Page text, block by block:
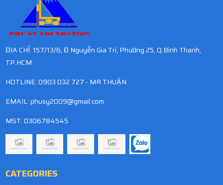
ĐỊA CHỈ: 157/13/6, Đ.Nguyễn Gia Trí, Phường 25, Q.Bình Thạnh,
TP.HCM
HOTLINE: 0903 032 727 - MR THUẬN
EMAIL:phusy2009@gmail.com
MST: 0306784545
CATEGORIES